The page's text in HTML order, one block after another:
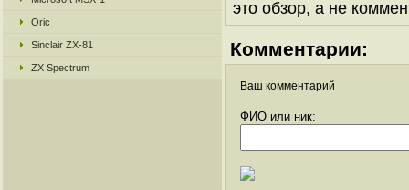
Oric
Sinclair ZX-81
ZX Spectrum
это обзор, а не
Комментарии:
Ваш комментарий
ФИО или ник: